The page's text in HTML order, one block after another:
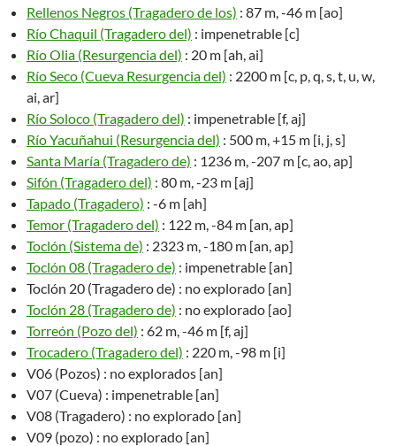
Rellenos Negros (Tragadero de los) : 87 m, -46 m [ao]
Río Chaquil (Tragadero del) : impenetrable [c]
Río Olia (Resurgencia del) : 20 m [ah, ai]
Río Seco (Cueva Resurgencia del) : 2200 m [c, p, q, s, t, u, w,
ai, ar]
Río Soloco (Tragadero del) : impenetrable [f, aj]
Río Yacuñahui (Resurgencia del) : 500 m, +15 m [i, j, s]
Santa María (Tragadero de) : 1236 m, -207 m [c, ao, ap]
Sifón (Tragadero del) : 80 m, -23 m [aj]
Tapado (Tragadero) : -6 m [ah]
Temor (Tragadero del) : 122 m, -84 m [an, ap]
Toclón (Sistema de) : 2323 m, -180 m [an, ap]
Toclón 08 (Tragadero de) : impenetrable [an]
Toclón 20 (Tragadero de) : no explorado [an]
Toclón 28 (Tragadero de) : no explorado [ao]
Torreón (Pozo del) : 62 m, -46 m [f, aj]
Trocadero (Tragadero del) : 220 m, -98 m [i]
V06 (Pozos) : no explorados [an]
V07 (Cueva) : impenetrable [an]
V08 (Tragadero) : no explorado [an]
V09 (pozo) : no explorado [an]